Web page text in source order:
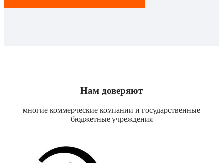
Нам доверяют
многие коммерческие компании и государственные
бюджетные учреждения